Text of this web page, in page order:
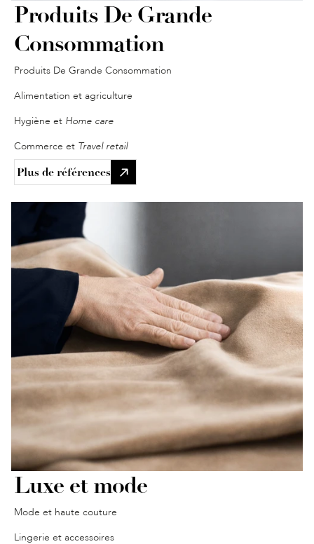
Produits De Grande
Consommation
Produits De Grande Consommation
Alimentation et agriculture
Hygiène et Home care
Commerce et Travel retail
Plus de références
Luxe et mode
Mode et haute couture
Lingerie et accessoires